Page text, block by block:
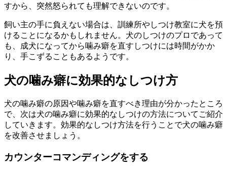
すから、突然怒られても理解できないのです。
飼い主の手に負えない場合は、訓練所やしつけ教室に犬を預
けることになるかもしれません。犬のしつけのプロであって
も、成犬になってから噛み癖を直すしつけには時間がかか
り、手こずることもあるようです。
犬の噛み癖に効果的なしつけ方
犬の噛み癖の原因や噛み癖を直すべき理由が分かったところ
で、次は犬の噛み癖に効果的なしつけの方法についてご紹介
していきます。効果的なしつけ方法を行うことで犬の噛み癖
を改善させましょう。
カウンターコマンディングをする